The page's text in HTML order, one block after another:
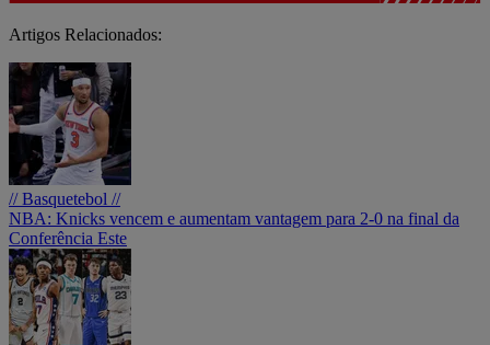
Artigos Relacionados:
// Basquetebol //
NBA: Knicks vencem e aumentam vantagem para 2-0 na final da
Conferência Este